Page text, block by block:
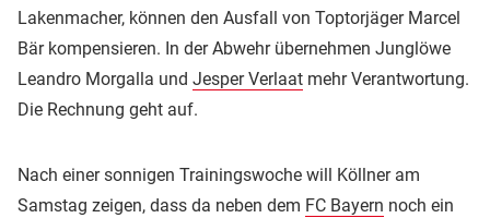
Lakenmacher, können den Ausfall von Toptorjäger Marcel
Bär kompensieren. In der Abwehr übernehmen Junglöwe
Leandro Morgalla und Jesper Verlaat mehr Verantwortung.
Die Rechnung geht auf.
Nach einer sonnigen Trainingswoche will Köllner am
Samstag zeigen, dass da neben dem FC Bayern noch ein